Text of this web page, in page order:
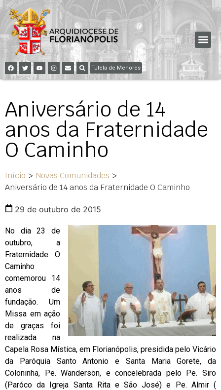
Tutela de Menores
Aniversário de 14
anos da Fraternidade
O Caminho
Início > Novas Comunidades >
Aniversário de 14 anos da Fraternidade O Caminho
29 de outubro de 2015
No dia 23 de
outubro, a
Fraternidade O
Caminho
comemorou 14
anos de
fundação. Um
Missa em ação
de graças foi
realizada na
Capela Rosa Mística, em Florianópolis, presidida pelo Vicário
da Paróquia Santo Antonio e Santa Maria Gorete, da
Coloninha, Pe. Wanderson, e concelebrada pelo Pe. Siro
(Paróco da Igreja Santa Rita e São José) e Pe. Almir (